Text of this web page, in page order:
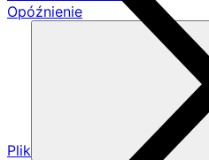
Opóźnienie
Plik